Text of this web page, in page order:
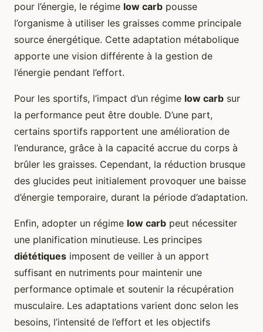
pour l’énergie, le régime low carb pousse
l’organisme à utiliser les graisses comme principale
source énergétique. Cette adaptation métabolique
apporte une vision différente à la gestion de
l’énergie pendant l’effort.
Pour les sportifs, l’impact d’un régime low carb sur
la performance peut être double. D’une part,
certains sportifs rapportent une amélioration de
l’endurance, grâce à la capacité accrue du corps à
brûler les graisses. Cependant, la réduction brusque
des glucides peut initialement provoquer une baisse
d’énergie temporaire, durant la période d’adaptation.
Enfin, adopter un régime low carb peut nécessiter
une planification minutieuse. Les principes
diététiques imposent de veiller à un apport
suffisant en nutriments pour maintenir une
performance optimale et soutenir la récupération
musculaire. Les adaptations varient donc selon les
besoins, l’intensité de l’effort et les objectifs